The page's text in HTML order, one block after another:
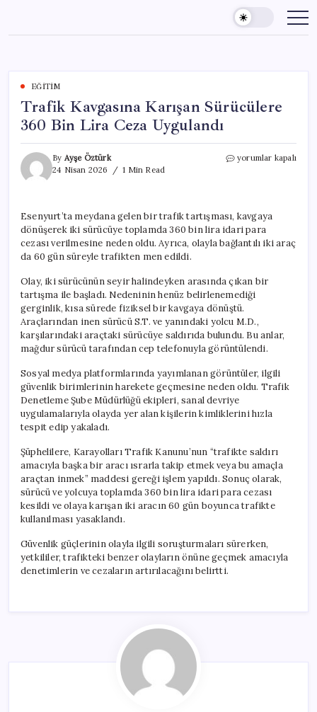
content
EĞITIM
Trafik Kavgasına Karışan Sürücülere
360 Bin Lira Ceza Uygulandı
By Ayşe Öztürk
24 Nisan 2026
1 Min Read
Trafik
Bin
Lira
Ceza
yorumlar kapalı
Esenyurt’ta meydana gelen bir trafik tartışması, kavgaya
dönüşerek iki sürücüye toplamda 360 bin lira idari para
cezası verilmesine neden oldu. Ayrıca, olayla bağlantılı iki araç
da 60 gün süreyle trafikten men edildi.
Olay, iki sürücünün seyir halindeyken arasında çıkan bir
tartışma ile başladı. Nedeninin henüz belirlenemediği
gerginlik, kısa sürede fiziksel bir kavgaya dönüştü.
Araçlarından inen sürücü S.T. ve yanındaki yolcu M.D.,
karşılarındaki araçtaki sürücüye saldırıda bulundu. Bu anlar,
mağdur sürücü tarafından cep telefonuyla görüntülendi.
Sosyal medya platformlarında yayımlanan görüntüler, ilgili
güvenlik birimlerinin harekete geçmesine neden oldu. Trafik
Denetleme Şube Müdürlüğü ekipleri, sanal devriye
uygulamalarıyla olayda yer alan kişilerin kimliklerini hızla
tespit edip yakaladı.
Şüphelilere, Karayolları Trafik Kanunu’nun “trafikte saldırı
amacıyla başka bir aracı ısrarla takip etmek veya bu amaçla
araçtan inmek” maddesi gereği işlem yapıldı. Sonuç olarak,
sürücü ve yolcuya toplamda 360 bin lira idari para cezası
kesildi ve olaya karışan iki aracın 60 gün boyunca trafikte
kullanılması yasaklandı.
Güvenlik güçlerinin olayla ilgili soruşturmaları sürerken,
yetkililer, trafikteki benzer olayların önüne geçmek amacıyla
denetimlerin ve cezaların artırılacağını belirtti.